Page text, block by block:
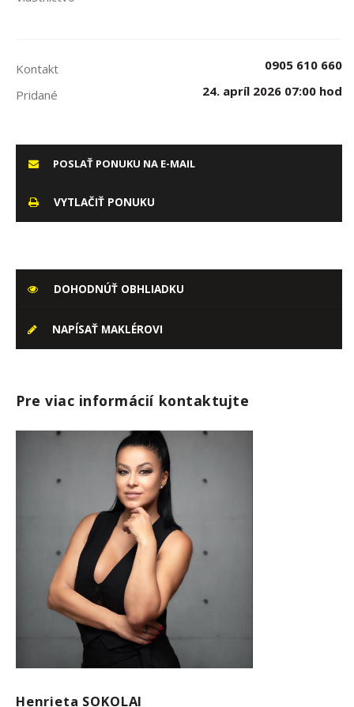
Kontakt
0905 610 660
Pridané
24. apríl 2026 07:00 hod
POSLAŤ PONUKU NA E-MAIL
VYTLAČIŤ PONUKU
DOHODNÚŤ OBHLIADKU
NAPÍSAŤ MAKLÉROVI
Pre viac informácií kontaktujte
Henrieta SOKOLAI